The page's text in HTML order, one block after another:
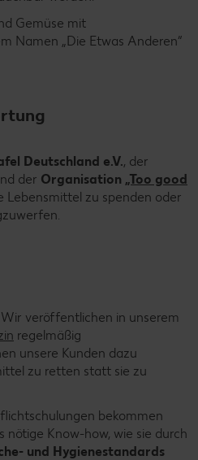
Gemüse mit
Namen „Die Etwas Anderen“
Deutschland e.V., der
der Organisation „Too good
Lebensmittel zu spenden oder
veröffentlichen in unserem
regelmäßig
unsere Kunden dazu
zu retten statt sie zu
bekommen
nötige Know-how, wie sie durch
und Hygienestandards